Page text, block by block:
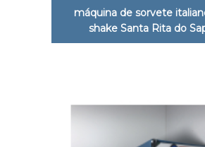
máquina de sorvete
shake Santa Rita do